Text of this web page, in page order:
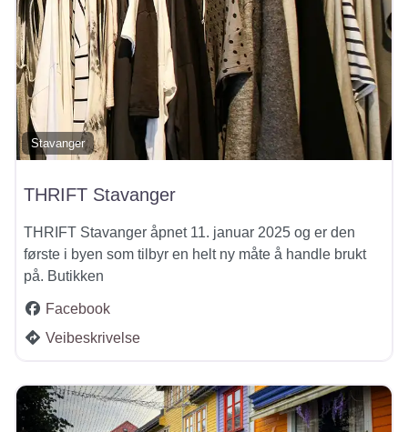
Stavanger
THRIFT Stavanger
THRIFT Stavanger åpnet 11. januar 2025 og er den
første i byen som tilbyr en helt ny måte å handle brukt
på. Butikken
Facebook
Veibeskrivelse